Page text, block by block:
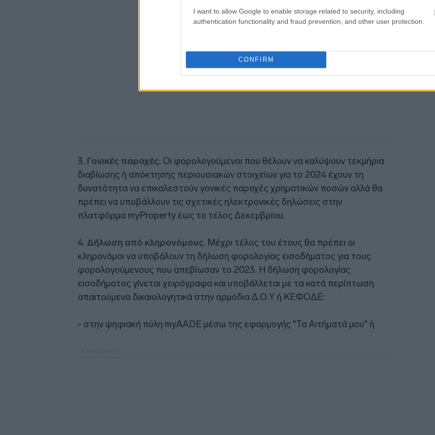
I want to allow Google to enable storage related to security, including
authentication functionality and fraud prevention, and other user protection.
CONFIRM
3. Γονικές παροχές. Οι φορολογούμενοι που θέλουν να καλύψουν τεκμήρια
διαβίωσης ή απόκτησης περιουσιακών στοιχείων για το 2024 έχουν τη
δυνατότητα να επικαλεστούν γονικές παροχές χρηματικών ποσών αλλά θα
πρέπει να υποβάλλουν τις σχετικές ηλεκτρονικές δηλώσεις στην
πλατφόρμα myProperty έως το τέλος Δεκεμβρίου.
4. Δήλωση από κληρονόμους. Μέχρι τέλος του έτους θα πρέπει οι
κληρονόμοι να υποβάλουν τη δήλωση φορολογίας εισοδήματος για τους
φορολογούμενους που απεβίωσαν το 2023. Η δήλωση φορολογίας
εισοδήματος γίνεται χειρόγραφα και υποβάλλεται με τα κατά περίπτωση
απαιτούμενα δικαιολογητικά στην αρμόδια Δ.Ο.Υ ή ΚΕΦΟΔΕ:
- στην ψηφιακή πύλη myAADE μέσω της εφαρμογής "Τα Αιτήματά μου" ή